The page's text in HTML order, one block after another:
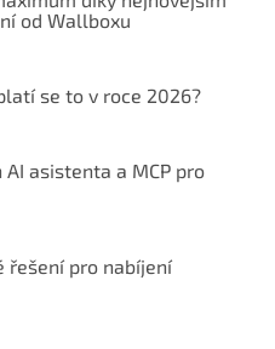
od Wallboxu
se to v roce 2026?
AI asistenta a MCP pro
řešení pro nabíjení